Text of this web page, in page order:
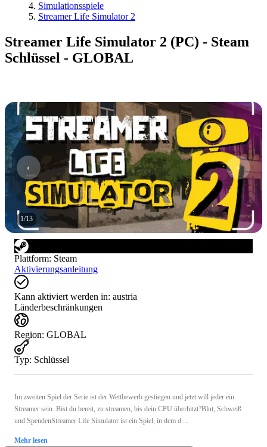
Simulationsspiele
Streamer Life Simulator 2
Streamer Life Simulator 2 (PC) - Steam
Schlüssel - GLOBAL
1/13
Plattform: Steam
Aktivierungsanleitung
Kann aktiviert werden in: austria
Länderbeschränkungen
Region: GLOBAL
Typ: Schlüssel
Im zweiten Spiel der Serie ist der Wettbewerb gestiegen und jetzt will jeder ein
Streamer sein. Bist du bereit, zu streamen, bis dein CPU überhitzt?Blut, Schweiß
und SpendenStreamer Life Simulator ist ein Spiel, in dem d ...
Mehr lesen